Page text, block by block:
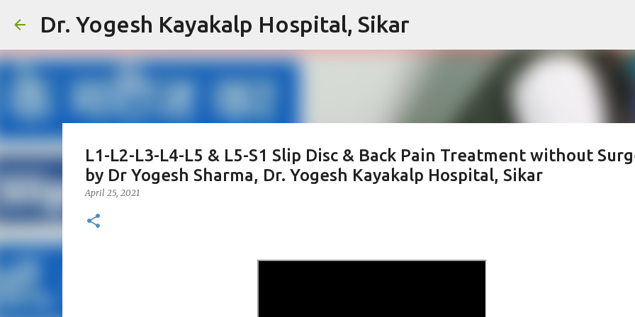
Dr. Yogesh Kayakalp Hospital, Sikar
L1-L2-L3-L4-L5 & L5-S1 Slip Disc & Back Pain Treatment without
by Dr Yogesh Sharma, Dr. Yogesh Kayakalp Hospital, Sikar
April 25, 2021